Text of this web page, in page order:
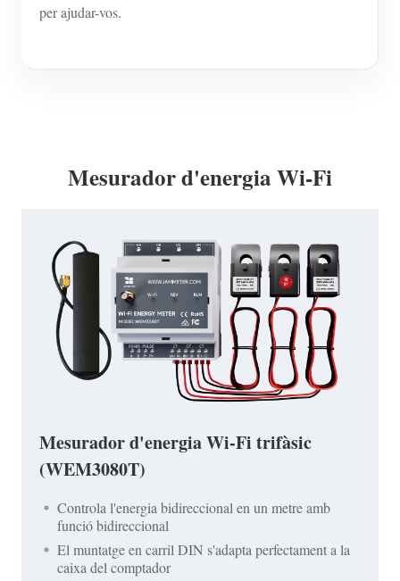
per ajudar-vos.
Mesurador d'energia Wi-Fi
Mesurador d'energia Wi-Fi trifàsic
(WEM3080T)
Controla l'energia bidireccional en un metre amb
funció bidireccional
El muntatge en carril DIN s'adapta perfectament a la
caixa del comptador